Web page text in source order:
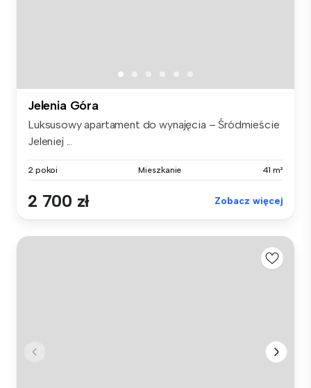
Jelenia Góra
Luksusowy apartament do wynajęcia – Śródmieście
Jeleniej ...
2 pokoi Mieszkanie 41 m²
2 700 zł Zobacz więcej